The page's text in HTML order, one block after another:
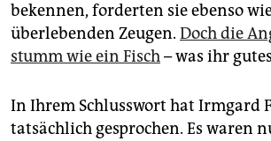
bekennen, forderten sie ebenso
überlebenden Zeugen. Doch die
stumm wie ein Fisch– was ihr
In Ihrem Schlusswort hat Irmgard
tatsächlich gesprochen. Es waren